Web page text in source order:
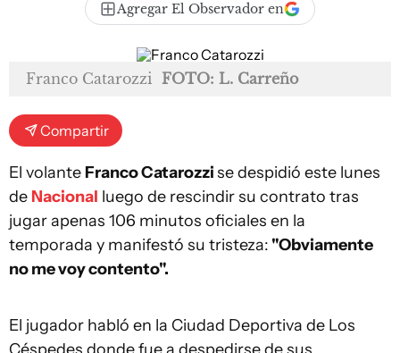
Agregar El Observador en
Franco Catarozzi FOTO: L. Carreño
Compartir
El volante Franco Catarozzise despidió este lunes
de Nacional luego de rescindir su contrato tras
jugar apenas 106 minutos oficiales en la
temporada y manifestó su tristeza: "Obviamente
no me voy contento".
El jugador habló en la Ciudad Deportiva de Los